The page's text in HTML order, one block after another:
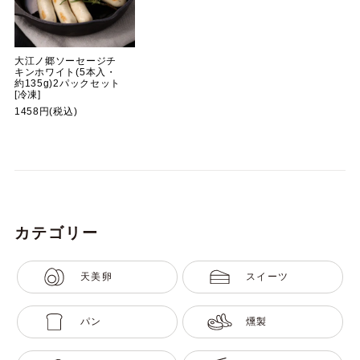
大江ノ郷ソーセージチ
キンホワイト(5本入・
約135g)2パックセット
[冷凍]
1458円(税込)
カテゴリー
天美卵 スイーツ
パン 燻製